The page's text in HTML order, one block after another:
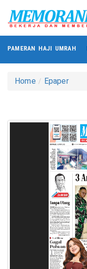
PAMERAN HAJI UMRAH
Home Epaper